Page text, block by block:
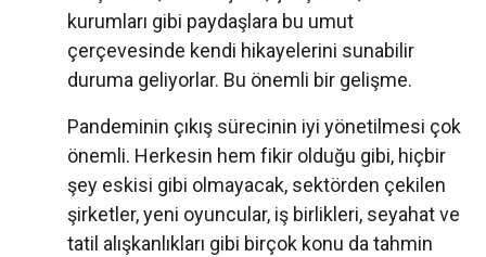
kurumları gibi paydaşlara bu umut
çerçevesinde kendi hikayelerini sunabilir
duruma geliyorlar. Bu önemli bir gelişme.
Pandeminin çıkış sürecinin iyi yönetilmesi çok
önemli. Herkesin hem fikir olduğu gibi, hiçbir
şey eskisi gibi olmayacak, sektörden çekilen
şirketler, yeni oyuncular, iş birlikleri, seyahat ve
tatil alışkanlıkları gibi birçok konu da tahmin